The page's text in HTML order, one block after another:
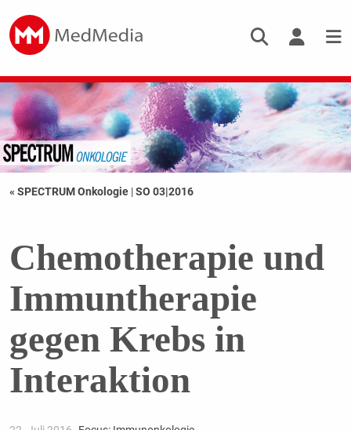
« SPECTRUM Onkologie |SO 03|2016
Chemotherapie und
Immuntherapie
gegen Krebs in
Interaktion